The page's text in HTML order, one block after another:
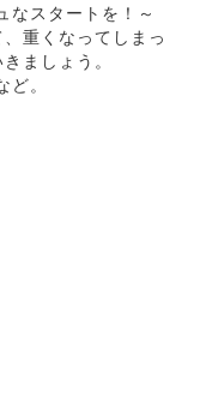
なスタートを！～
重くなってしまっ
ましょう。
。